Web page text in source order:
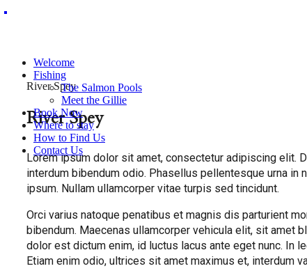
River Spey
River Spey
Lorem ipsum dolor sit amet, consectetur adipiscing elit.
interdum bibendum odio. Phasellus pellentesque urna in
ipsum. Nullam ullamcorper vitae turpis sed tincidunt.
Orci varius natoque penatibus et magnis dis parturient
bibendum. Maecenas ullamcorper vehicula elit, sit amet
dolor est dictum enim, id luctus lacus ante eget nunc. In
Etiam enim odio, ultrices sit amet maximus et, interdum
Welcome
Fishing
The Salmon Pools
Meet the Gillie
Book Now
Where to stay
How to Find Us
Contact Us